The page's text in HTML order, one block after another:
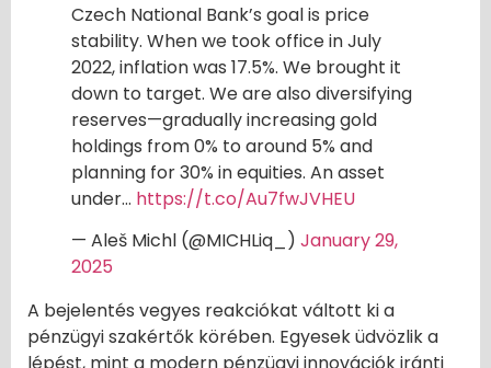
Czech National Bank’s goal is price
stability. When we took office in July
2022, inflation was 17.5%. We brought it
down to target. We are also diversifying
reserves—gradually increasing gold
holdings from 0% to around 5% and
planning for 30% in equities. An asset
under… https://t.co/Au7fwJVHEU
— Aleš Michl (@MICHLiq_) January 29,
2025
A bejelentés vegyes reakciókat váltott ki a
pénzügyi szakértők körében. Egyesek üdvözlik a